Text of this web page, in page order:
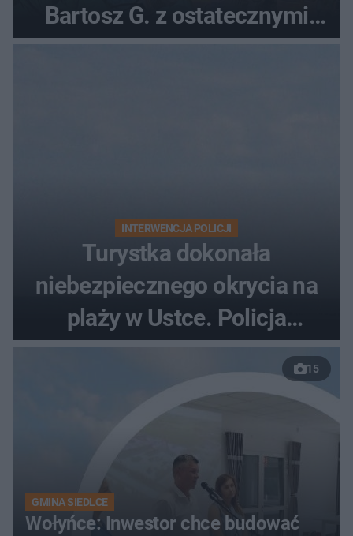
Bartosz G. z ostatecznymi
zarzutami
INTERWENCJA POLICJI
Turystka dokonała
niebezpiecznego okrycia na
plaży w Ustce. Policja
musiała zamknąć odcinek
15
GMINA SIEDLCE
Wołyńce: Inwestor chce budować